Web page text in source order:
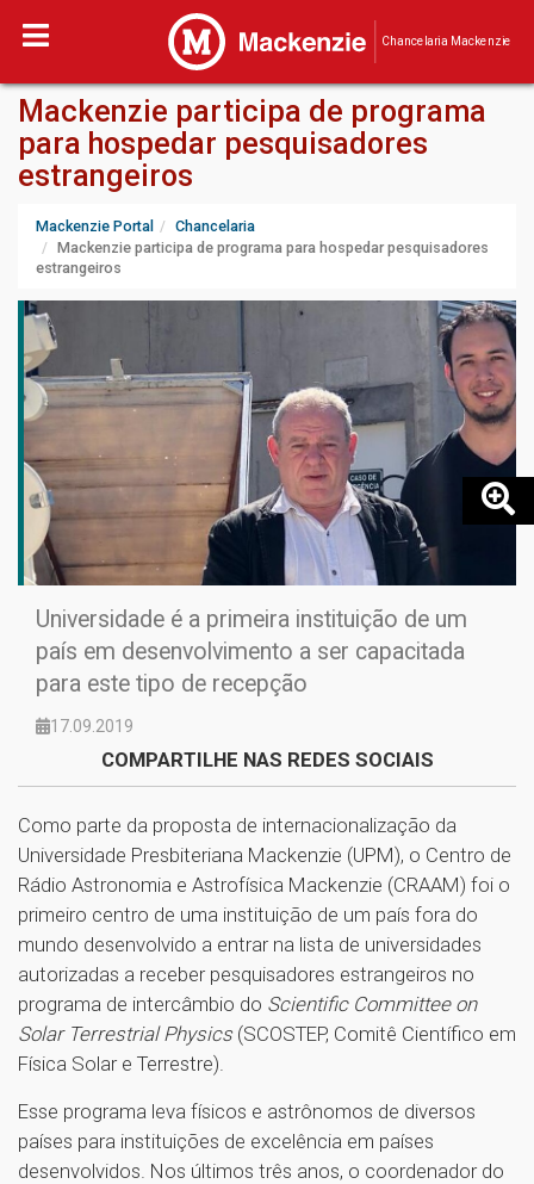
Chancelaria Mackenzie
Mackenzie participa de programa
para hospedar pesquisadores
estrangeiros
Mackenzie Portal
Chancelaria
Mackenzie participa de programa para hospedar pesquisadores
estrangeiros
Universidade é a primeira instituição de um
país em desenvolvimento a ser capacitada
para este tipo de recepção
17.09.2019
COMPARTILHE NAS REDES SOCIAIS
Como parte da proposta de internacionalização da
Universidade Presbiteriana Mackenzie (UPM), o Centro de
Rádio Astronomia e Astrofísica Mackenzie (CRAAM) foi o
primeiro centro de uma instituição de um país fora do
mundo desenvolvido a entrar na lista de universidades
autorizadas a receber pesquisadores estrangeiros no
programa de intercâmbio do Scientific Committee on
Solar Terrestrial Physics (SCOSTEP, Comitê Científico em
Física Solar e Terrestre).
Esse programa leva físicos e astrônomos de diversos
países para instituições de excelência em países
desenvolvidos. Nos últimos três anos, o coordenador do